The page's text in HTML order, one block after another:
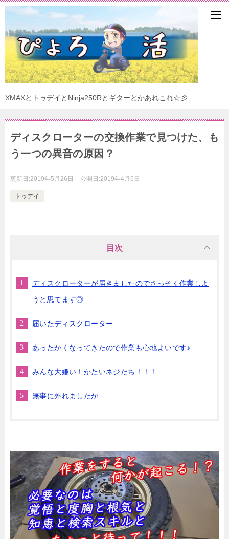
XMAXとトゥデイとNinja250Rとギターとかあれこれ☆彡
ディスクローターの交換作業で見つけた、も
う一つの異音の原因？
更新日:2019年5月26日 公開日:2019年4月6日
トゥデイ
目次
ディスクローターが届きましたのでさっそく作業しよ
うと思てます◎
届いたディスクローター
あったかくなってきたので作業も心地よいです♪
みんな大嫌い！かたいネジたち！！！
無事に外れましたが…